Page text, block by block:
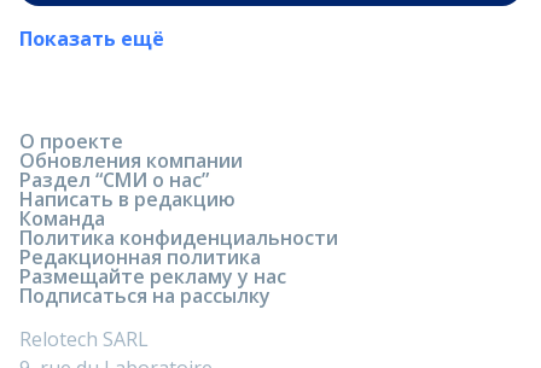
Показать ещё
О проекте
Обновления компании
Раздел “СМИ о нас”
Написать в редакцию
Команда
Политика конфиденциальности
Редакционная политика
Размещайте рекламу у нас
Подписаться на рассылку
Relotech SARL